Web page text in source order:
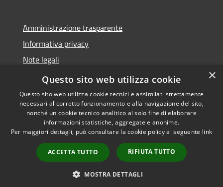
Amministrazione trasparente
Informativa privacy
Note legali
Dichiarazione di accessibilità
Accessibilità
Copyright © 2026 • Comune di
Taibon Agordino • Powered by
Municipium•
Accesso
redazione
×
Questo sito web utilizza cookie
Questo sito web utilizza cookie tecnici e assimilati strettamente
necessari al corretto funzionamento e alla navigazione del sito,
nonché un cookie tecnico analitico al solo fine di elaborare
informazioni statistiche, aggregate e anonime.
Per maggiori dettagli, può consultare la cookie policy al seguente link
ACCETTA TUTTO RIFIUTA TUTTO
MOSTRA DETTAGLI